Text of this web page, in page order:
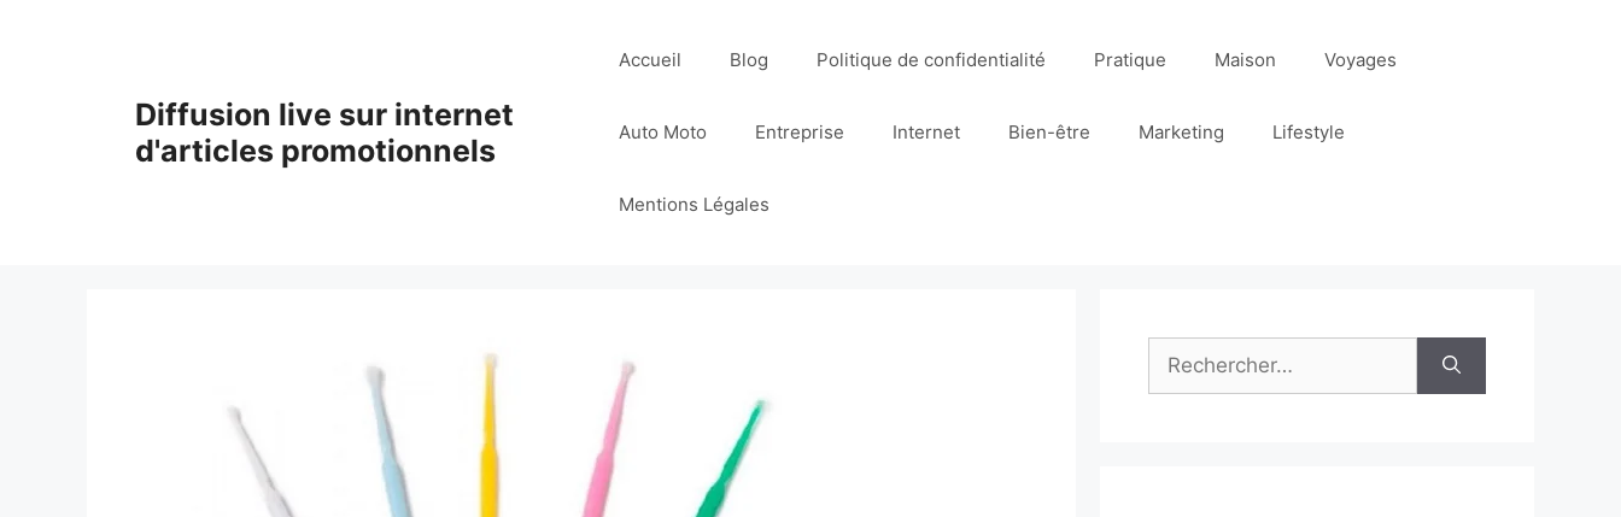
Diffusion live sur internet
d'articles promotionnels
Accueil Blog Politique de confidentialité Pratique Maison Voyages
Auto Moto Entreprise Internet Bien-être Marketing Lifestyle
Mentions Légales
Rechercher :